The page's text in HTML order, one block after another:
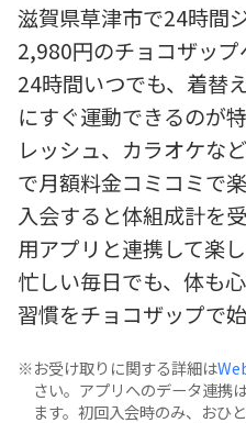
滋賀県草津市で24時間
2,980円のチョコザップ
24時間いつでも、着替
にすぐ運動できるのが
レッシュ、カラオケな
で月額料金コミコミで
入会すると体組成計を
用アプリと連携して楽
忙しい毎日でも、体も
習慣をチョコザップで
お受け取りに関する詳細は
さい。アプリへのデータ連携
ます。初回入会時のみ、おひ